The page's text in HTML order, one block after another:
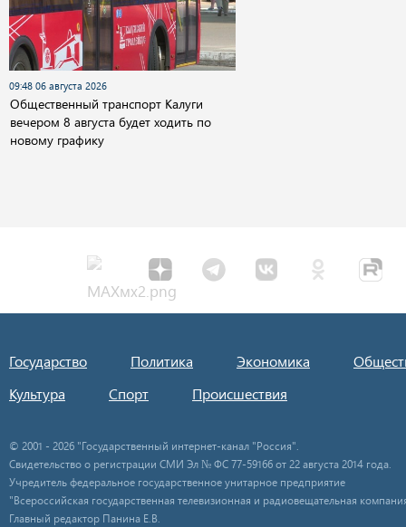
09:48 06 августа 2026
Общественный транспорт Калуги
вечером 8 августа будет ходить по
новому графику
Государство Политика Экономика
Культура
Спорт Происшествия
© 2001 - 2026 "Государственный интернет-канал "Россия".
Свидетельство о регистрации СМИ Эл № ФС 77-59166 от 22 августа 2014 года.
Учредитель федеральное государственное унитарное предприятие
"Всероссийская государственная телевизионная и радиовещательная
Главный редактор Панина Е.В.